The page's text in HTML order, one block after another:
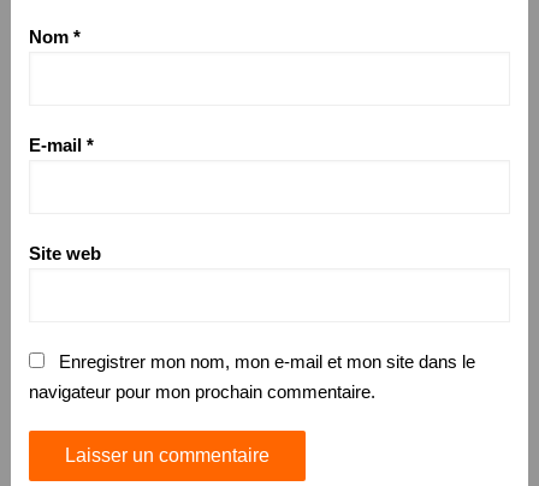
Nom *
E-mail *
Site web
Enregistrer mon nom, mon e-mail et mon site dans le
navigateur pour mon prochain commentaire.